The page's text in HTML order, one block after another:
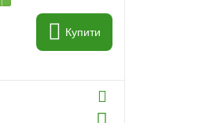
Купити